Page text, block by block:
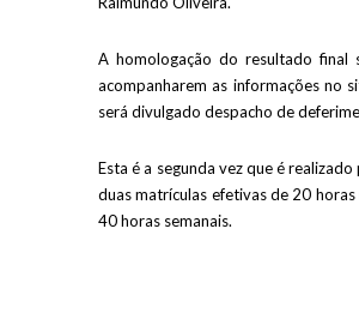
A homologação do resultado final
acompanharem as informações no
será divulgado despacho de
Esta é a segunda vez que é
duas matrículas efetivas de 20
40 horas semanais.